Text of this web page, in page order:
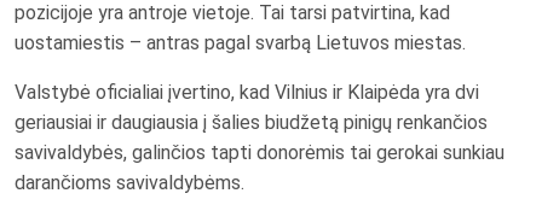
pozicijoje yra antroje vietoje. Tai tarsi patvirtina, kad
uostamiestis – antras pagal svarbą Lietuvos miestas.
Valstybė oficialiai įvertino, kad Vilnius ir Klaipėda yra dvi
geriausiai ir daugiausia į šalies biudžetą pinigų renkančios
savivaldybės, galinčios tapti donorėmis tai gerokai sunkiau
darančioms savivaldybėms.